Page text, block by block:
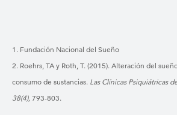
1. Fundación Nacional del Sueño
2. Roehrs, TA y Roth, T. (2015). Alteración del
consumo de sustancias. Las Clínicas Psiquiátricas
38(4), 793-803.